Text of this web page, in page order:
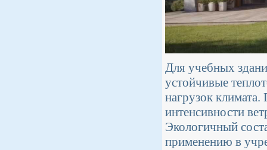
Для учебных
устойчивые
нагрузок
интенсивности
Экологичный
применению в